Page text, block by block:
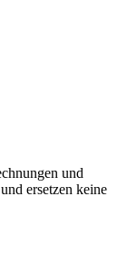
und
ersetzen keine